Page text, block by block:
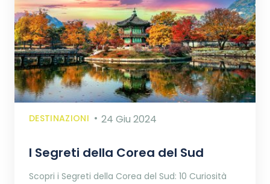
DESTINAZIONI 24 Giu 2024
I Segreti della Corea del Sud
Scopri i Segreti della Corea del Sud: 10 Curiosità